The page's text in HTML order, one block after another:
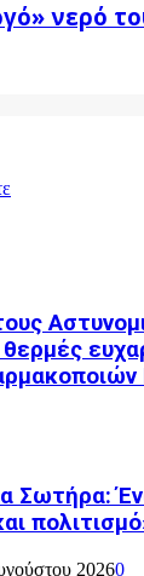
νερό
Σωτήρα:
20260